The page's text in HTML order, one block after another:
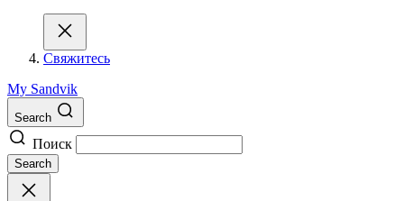
Свяжитесь
My Sandvik
Search
Поиск
Search